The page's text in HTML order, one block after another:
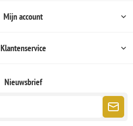
Mijn account
Klantenservice
Nieuwsbrief